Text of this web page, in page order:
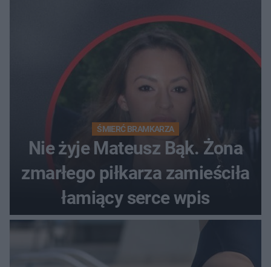
ŚMIERĆ BRAMKARZA
Nie żyje Mateusz Bąk. Żona
zmarłego piłkarza zamieściła
łamiący serce wpis